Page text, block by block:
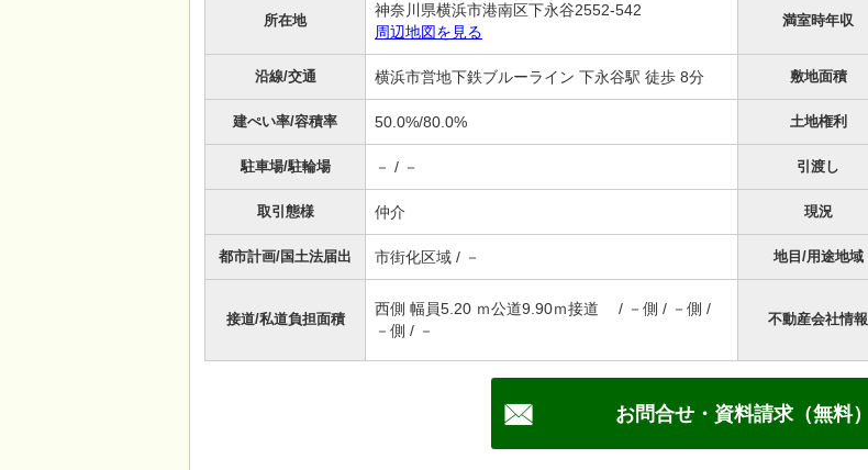
所在地
神奈川県横浜市港南区下永谷2552-542
周辺地図を見る
満室時年収
沿線/交通 横浜市営地下鉄ブルーライン 下永谷駅 徒歩 8分 敷地面積
建ぺい率/容積率 50.0%/80.0% 土地権利
駐車場/駐輪場 － / － 引渡し
取引態様 仲介 現況
都市計画/国土法届出 市街化区域 / － 地目/用途地域
接道/私道負担面積
西側 幅員5.20 ｍ公道9.90ｍ接道 / －側 / －側 /
－側 / －
不動産会社情報
お問合せ・資料請求（無料）